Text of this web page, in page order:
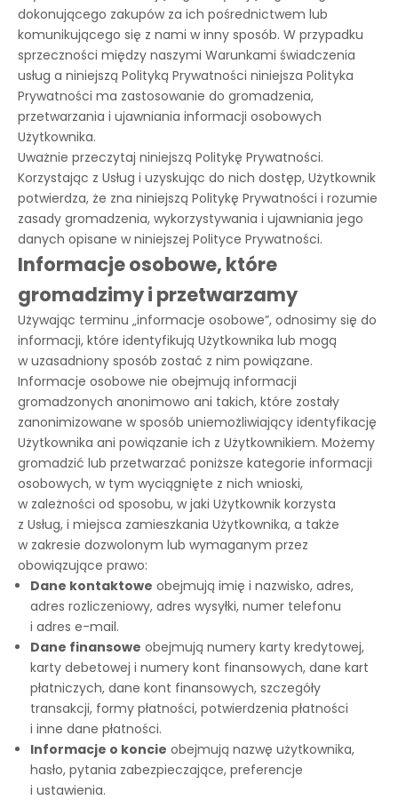
dokonującego zakupów za ich pośrednictwem lub
komunikującego się z nami w inny sposób. W przypadku
sprzeczności między naszymi Warunkami świadczenia
usług a niniejszą Polityką Prywatności niniejsza Polityka
Prywatności ma zastosowanie do gromadzenia,
przetwarzania i ujawniania informacji osobowych
Użytkownika.
Uważnie przeczytaj niniejszą Politykę Prywatności.
Korzystając z Usług i uzyskując do nich dostęp, Użytkownik
potwierdza, że zna niniejszą Politykę Prywatności i rozumie
zasady gromadzenia, wykorzystywania i ujawniania jego
danych opisane w niniejszej Polityce Prywatności.
Informacje osobowe, które
gromadzimy i przetwarzamy
Używając terminu „informacje osobowe”, odnosimy się do
informacji, które identyfikują Użytkownika lub mogą
w uzasadniony sposób zostać z nim powiązane.
Informacje osobowe nie obejmują informacji
gromadzonych anonimowo ani takich, które zostały
zanonimizowane w sposób uniemożliwiający identyfikację
Użytkownika ani powiązanie ich z Użytkownikiem. Możemy
gromadzić lub przetwarzać poniższe kategorie informacji
osobowych, w tym wyciągnięte z nich wnioski,
w zależności od sposobu, w jaki Użytkownik korzysta
z Usług, i miejsca zamieszkania Użytkownika, a także
w zakresie dozwolonym lub wymaganym przez
obowiązujące prawo:
Dane kontaktowe obejmują imię i nazwisko, adres,
adres rozliczeniowy, adres wysyłki, numer telefonu
i adres e-mail.
Dane finansowe obejmują numery karty kredytowej,
karty debetowej i numery kont finansowych, dane kart
płatniczych, dane kont finansowych, szczegóły
transakcji, formy płatności, potwierdzenia płatności
i inne dane płatności.
Informacje o koncie obejmują nazwę użytkownika,
hasło, pytania zabezpieczające, preferencje
i ustawienia.